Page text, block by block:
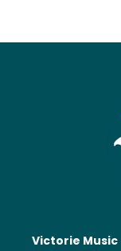
Victorie Music